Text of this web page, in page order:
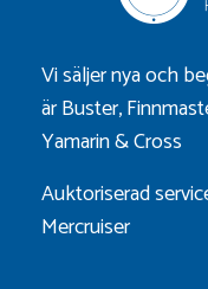
Vi säljer nya och
ärBuster,
Yamarin&Cross
Auktoriserad
Mercruiser